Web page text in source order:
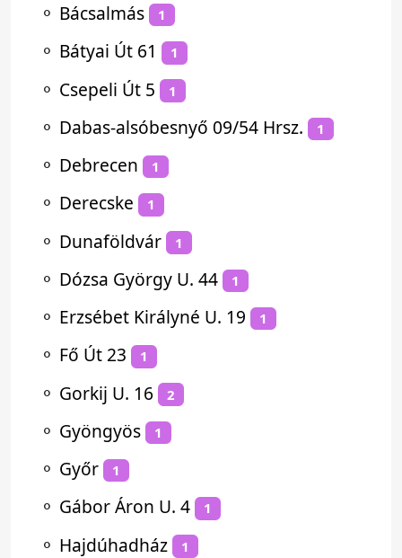
⚬ Bácsalmás 1
⚬ Bátyai Út 61 1
⚬ Csepeli Út 5 1
⚬ Dabas-alsóbesnyő 09/54 Hrsz. 1
⚬ Debrecen 1
⚬ Derecske 1
⚬ Dunaföldvár 1
⚬ Dózsa György U. 44 1
⚬ Erzsébet Királyné U. 19 1
⚬ Fő Út 23 1
⚬ Gorkij U. 16 2
⚬ Gyöngyös 1
⚬ Győr 1
⚬ Gábor Áron U. 4 1
⚬ Hajdúhadház 1